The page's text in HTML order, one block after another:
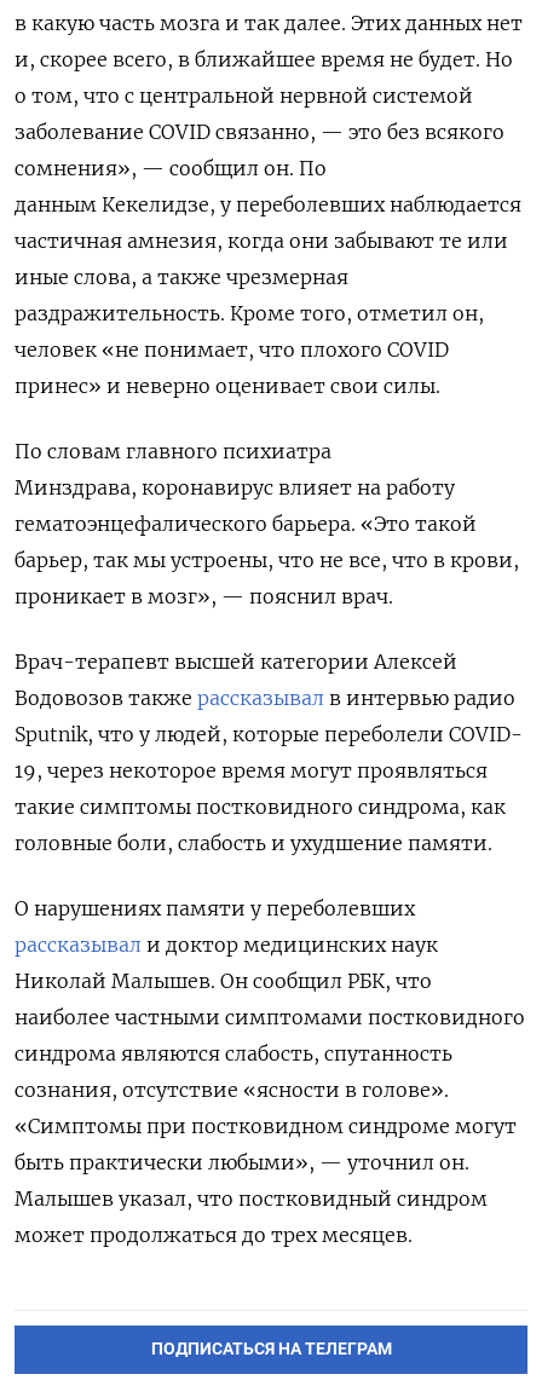
в какую часть мозга и так далее. Этих данных нет
и, скорее всего, в ближайшее время не будет. Но
о том, что с центральной нервной системой
заболевание COVID связанно, — это без всякого
сомнения», — сообщил он. По
данным Кекелидзе, у переболевших наблюдается
частичная амнезия, когда они забывают те или
иные слова, а также чрезмерная
раздражительность. Кроме того, отметил он,
человек «не понимает, что плохого COVID
принес» и неверно оценивает свои силы.
По словам главного психиатра
Минздрава, коронавирус влияет на работу
гематоэнцефалического барьера. «Это такой
барьер, так мы устроены, что не все, что в крови,
проникает в мозг», — пояснил врач.
Врач-терапевт высшей категории Алексей
Водовозов также рассказывал в интервью радио
Sputnik, что у людей, которые переболели COVID-
19, через некоторое время могут проявляться
такие симптомы постковидного синдрома, как
головные боли, слабость и ухудшение памяти.
О нарушениях памяти у переболевших
рассказывал и доктор медицинских наук
Николай Малышев. Он сообщил РБК, что
наиболее частными симптомами постковидного
синдрома являются слабость, спутанность
сознания, отсутствие «ясности в голове».
«Симптомы при постковидном синдроме могут
быть практически любыми», — уточнил он.
Малышев указал, что постковидный синдром
может продолжаться до трех месяцев.
ПОДПИСАТЬСЯ НА ТЕЛЕГРАМ